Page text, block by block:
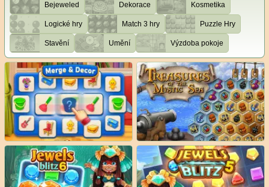
Bejeweled Dekorace Kosmetika
Logické hry Match 3 hry Puzzle Hry
Stavění Umění Výzdoba pokoje